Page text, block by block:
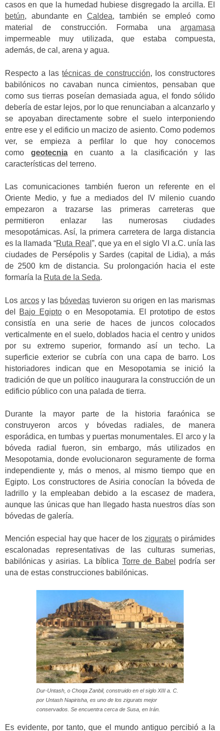
casos en que la humedad hubiese disgregado la arcilla. El
betún, abundante enCaldea, también se empleó como
material de construcción. Formaba una argamasa
impermeable muy utilizada, que estaba compuesta,
además, de cal, arena y agua.
Respecto a lastécnicas de construcción, los constructores
babilónicos no cavaban nunca cimientos, pensaban que
como sus tierras poseían demasiada agua, el fondo sólido
debería de estar lejos, por lo que renunciaban a alcanzarlo y
se apoyaban directamente sobre el suelo interponiendo
entre ese y el edificio un macizo de asiento. Como podemos
ver, se empieza a perfilar lo que hoy conocemos
como geotecniaen cuanto a la clasificación y las
características del terreno.
Las comunicaciones también fueron un referente en el
Oriente Medio, y fue a mediados del IV milenio cuando
empezaron a trazarse las primeras carreteras que
permitieron enlazar las numerosas ciudades
mesopotámicas. Así, la primera carretera de larga distancia
es la llamada “Ruta Real ”, que ya en el siglo VI a.C. unía las
ciudades de Persépolis y Sardes (capital de Lidia), a más
de 2500 km de distancia. Su prolongación hacia el este
formaría la Ruta de la Seda.
Los arcosy las bóvedas tuvieron su origen en las marismas
del Bajo Egiptoo en Mesopotamia. El prototipo de estos
consistía en una serie de haces de juncos colocados
verticalmente en el suelo, doblados hacia el centro y unidos
por su extremo superior, formando así un techo. La
superficie exterior se cubría con una capa de barro. Los
historiadores indican que en Mesopotamia se inició la
tradición de que un político inaugurara la construcción de un
edificio público con una palada de tierra.
Durante la mayor parte de la historia faraónica se
construyeron arcos y bóvedas radiales, de manera
esporádica, en tumbas y puertas monumentales. El arco y la
bóveda radial fueron, sin embargo, más utilizados en
Mesopotamia, donde evolucionaron seguramente de forma
independiente y, más o menos, al mismo tiempo que en
Egipto. Los constructores de Asiria conocían la bóveda de
ladrillo y la empleaban debido a la escasez de madera,
aunque las únicas que han llegado hasta nuestros días son
bóvedas de galería.
Mención especial hay que hacer de los zigurats o pirámides
escalonadas representativas de las culturas sumerias,
babilónicas y asirias. La bíblica Torre de Babel
podría ser
una de estas construcciones babilónicas.
Dur-Untash, o Choqa Zanbil, construido en el siglo XIII a. C.
por Untash Napirisha, es uno de los zigurats mejor
conservados. Se encuentra cerca de Susa, en Irán.
Es evidente, por tanto, que el mundo antiguo percibió a la